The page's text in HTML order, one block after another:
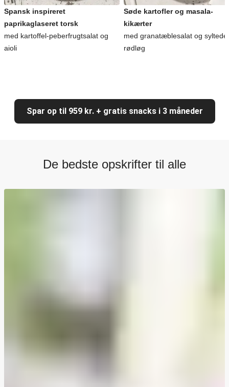
Spansk inspireret
paprikaglaseret torsk
med kartoffel-peberfrugtsalat og
aioli
Søde kartofler og masala-
kikærter
med granatæblesalat og syltede
rødløg
Spar op til 959 kr. + gratis snacks i 3 måneder
De bedste opskrifter til alle